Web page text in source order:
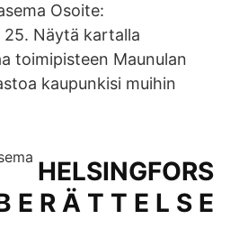
Osoite:
Näytä kartalla
toimipisteen Maunulan
kaupunkisi muihin
HELSINGFORS
E R Ä T T E L S E